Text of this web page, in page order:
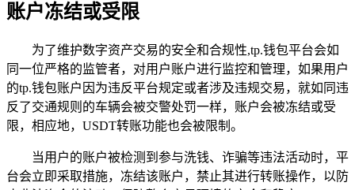
账户冻结或受限
为了维护数字资产交易的安全和合规性,tp.钱包平台会如
同一位严格的监管者，对用户账户进行监控和管理，如果用户
的tp.钱包账户因为违反平台规定或者涉及违规交易，就如同违
反了交通规则的车辆会被交警处罚一样，账户会被冻结或受
限，相应地，USDT转账功能也会被限制。
当用户的账户被检测到参与洗钱、诈骗等违法活动时，平
台会立即采取措施，冻结该账户，禁止其进行转账操作，以防